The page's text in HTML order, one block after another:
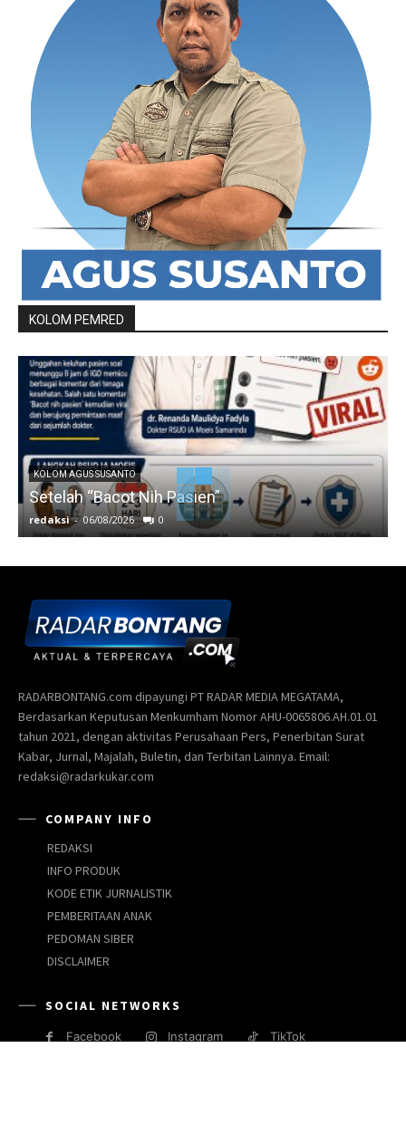
KOLOM PEMRED
KOLOM AGUS SUSANTO
Setelah “Bacot Nih Pasien”
redaksi - 06/08/2026 0
RADARBONTANG.com dipayungi PT RADAR MEDIA MEGATAMA,
Berdasarkan Keputusan Menkumham Nomor AHU-0065806.AH.01.01
tahun 2021, dengan aktivitas Perusahaan Pers, Penerbitan Surat
Kabar, Jurnal, Majalah, Buletin, dan Terbitan Lainnya. Email:
redaksi@radarkukar.com
COMPANY INFO
REDAKSI
INFO PRODUK
KODE ETIK JURNALISTIK
PEMBERITAAN ANAK
PEDOMAN SIBER
DISCLAIMER
SOCIAL NETWORKS
Facebook Instagram TikTok